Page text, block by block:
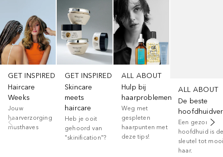
GET INSPIRED
Haircare
Weeks
Jouw
haarverzorging
musthaves
GET INSPIRED
Skincare
meets
haircare
Heb je ooit
gehoord van
"skinification"?
ALL ABOUT
Hulp bij
haarproblemen
Weg met
gespleten
haarpunten met
deze tips!
ALL ABOUT
De beste
Een gezonde
hoofdhuid is de
sleutel tot
haar.